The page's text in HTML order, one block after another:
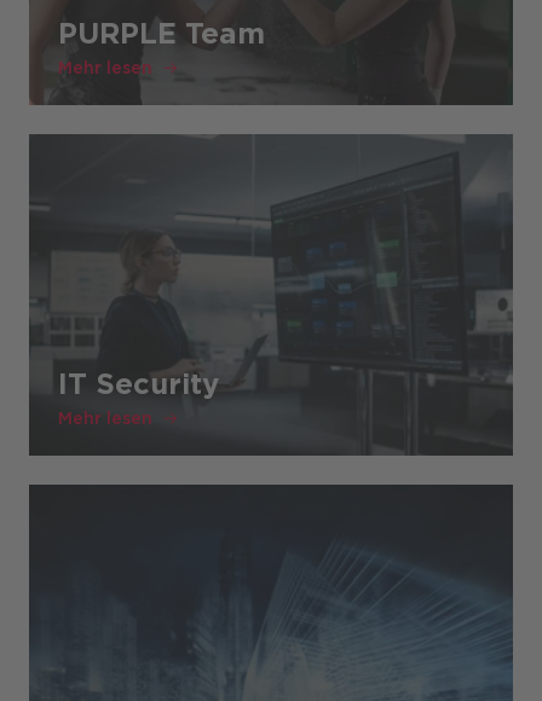
PURPLE Team
Mehr lesen
IT Security
Mehr lesen